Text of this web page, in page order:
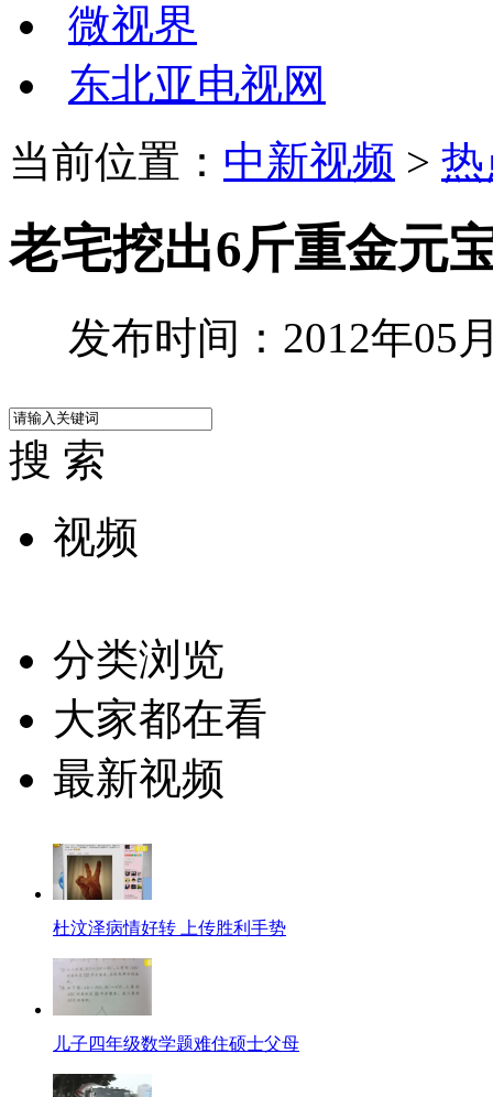
微视界
东北亚电视网
当前位置： 中新视频 >
老宅挖出6斤重金元
发布时间：2012年05
搜 索
视频
分类浏览
大家都在看
最新视频
杜汶泽病情好转 上传胜利手势
儿子四年级数学题难住硕士父母